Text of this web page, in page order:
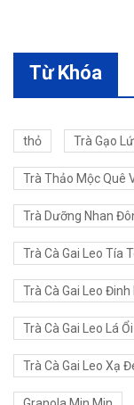
Từ Khóa
thỏ Trà Gạo
Trà Thảo Mộc Quê
Trà Dưỡng Nhan
Trà Cà Gai Leo Tía
Trà Cà Gai Leo Đinh
Trà Cà Gai Leo Lá Ổi
Trà Cà Gai Leo Xạ